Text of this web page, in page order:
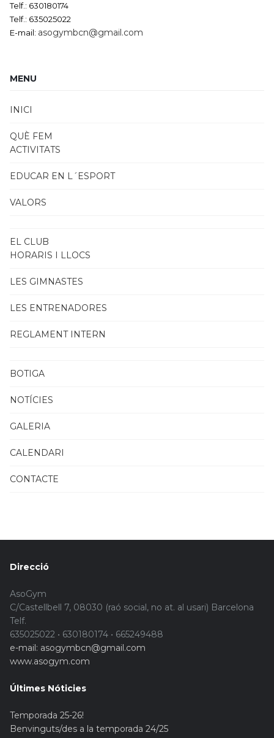
Telf.: 630180174
Telf.: 635025022
E-mail: asogymbcn@gmail.com
MENU
INICI
QUÈ FEM
ACTIVITATS
EDUCAR EN L´ESPORT
VALORS
EL CLUB
HORARIS I LLOCS
LES GIMNASTES
LES ENTRENADORES
REGLAMENT INTERN
BOTIGA
NOTÍCIES
GALERIA
CALENDARI
CONTACTE
Direcció
AsoGym
C/Castellbell 7, 08030 (raó social, no at. al usari) Barcelona
Telf.
635025022 • 630180174 • 665249488
e-mail: asogymbcn@gmail.com
www.asogym.com
Últimes Nóticies
Temporada 25-26!
Benvinguts/des a la temporada 24/25